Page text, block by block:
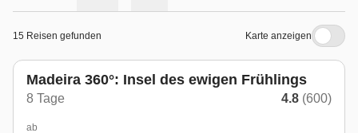
15 Reisen gefunden Karte anzeigen
Madeira 360°: Insel des ewigen Frühlings
8 Tage 4.8 (600)
ab